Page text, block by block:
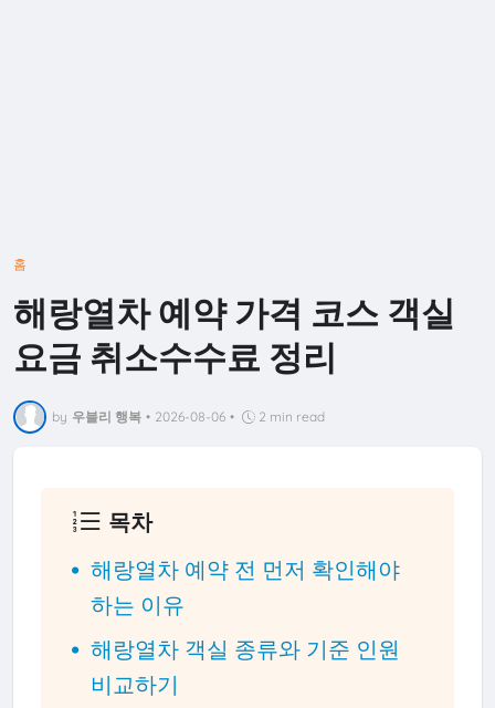
홈
해랑열차 예약 가격 코스 객실
요금 취소수수료 정리
by 우블리 행복 • 2026-08-06 • 2 min read
목차
해랑열차 예약 전 먼저 확인해야
하는 이유
해랑열차 객실 종류와 기준 인원
비교하기